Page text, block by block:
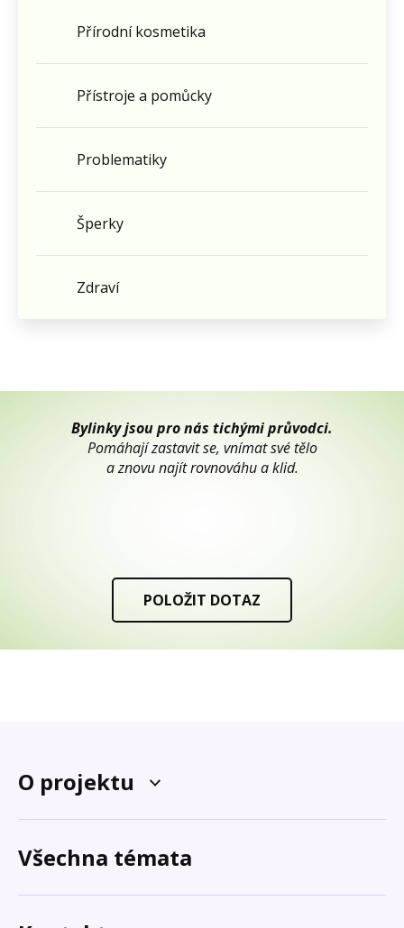
Přírodní kosmetika
Přístroje a pomůcky
Problematiky
Šperky
Zdraví
Bylinky jsou pro nás tichými průvodci.
Pomáhají zastavit se, vnímat své tělo
a znovu najít rovnováhu a klid.
POLOŽIT DOTAZ
O projektu
Všechna témata